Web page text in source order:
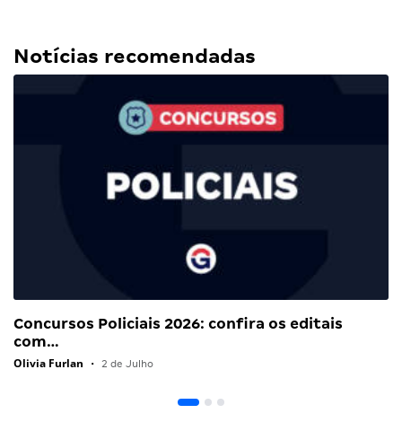
Notícias recomendadas
Concursos Policiais 2026: confira os editais
com…
Olivia Furlan • 2 de Julho